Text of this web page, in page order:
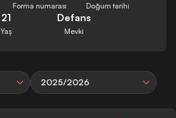
Forma numarası Doğum tarihi
21
Yaş
Defans
Mevki
2025/2026